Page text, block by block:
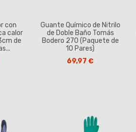
con
calor
de
Guante Químico de Nitrilo
de Doble Baño Tomás
Bodero 270 (Paquete de
10 Pares)
69,97 €